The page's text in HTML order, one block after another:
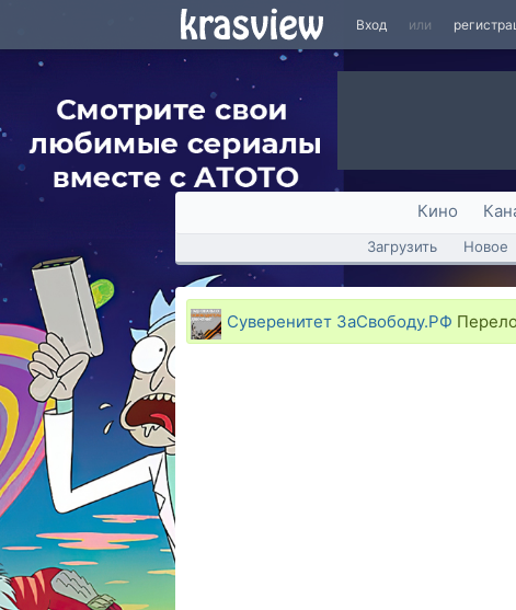
Вход или
Кино
Загрузить Новое
Суверенитет ЗаСвободу.РФ